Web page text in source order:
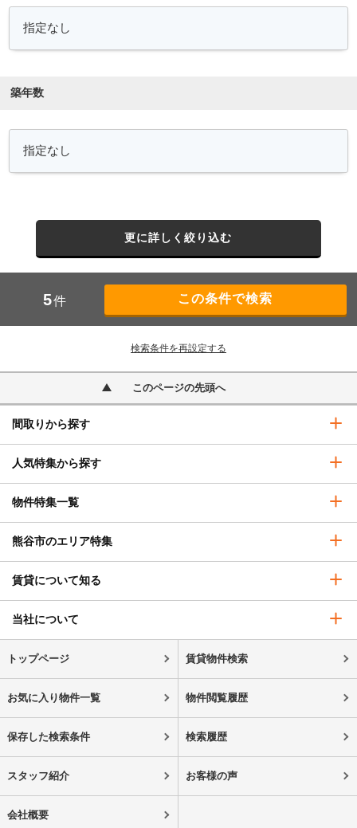
築年数
更に詳しく絞り込む
5件
検索条件を再設定する
このページの先頭へ
間取りから探す
人気特集から探す
物件特集一覧
熊谷市のエリア特集
賃貸について知る
当社について
トップページ 賃貸物件検索
お気に入り物件一覧 物件閲覧履歴
保存した検索条件 検索履歴
スタッフ紹介 お客様の声
会社概要